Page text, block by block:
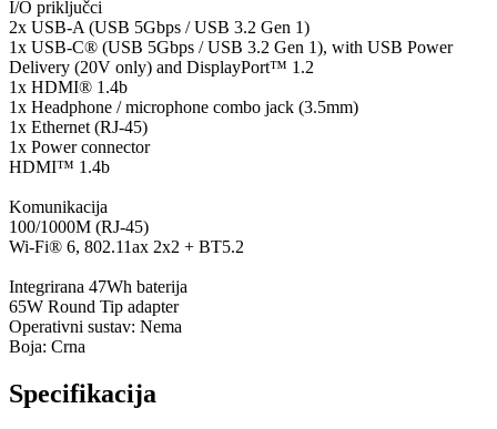
I/O priključci
2x USB-A (USB 5Gbps / USB 3.2 Gen 1)
1x USB-C® (USB 5Gbps / USB 3.2 Gen 1), with USB Power
Delivery (20V only) and DisplayPort™ 1.2
1x HDMI® 1.4b
1x Headphone / microphone combo jack (3.5mm)
1x Ethernet (RJ-45)
1x Power connector
HDMI™ 1.4b
Komunikacija
100/1000M (RJ-45)
Wi-Fi® 6, 802.11ax 2x2 + BT5.2
Integrirana 47Wh baterija
65W Round Tip adapter
Operativni sustav: Nema
Boja: Crna
Specifikacija